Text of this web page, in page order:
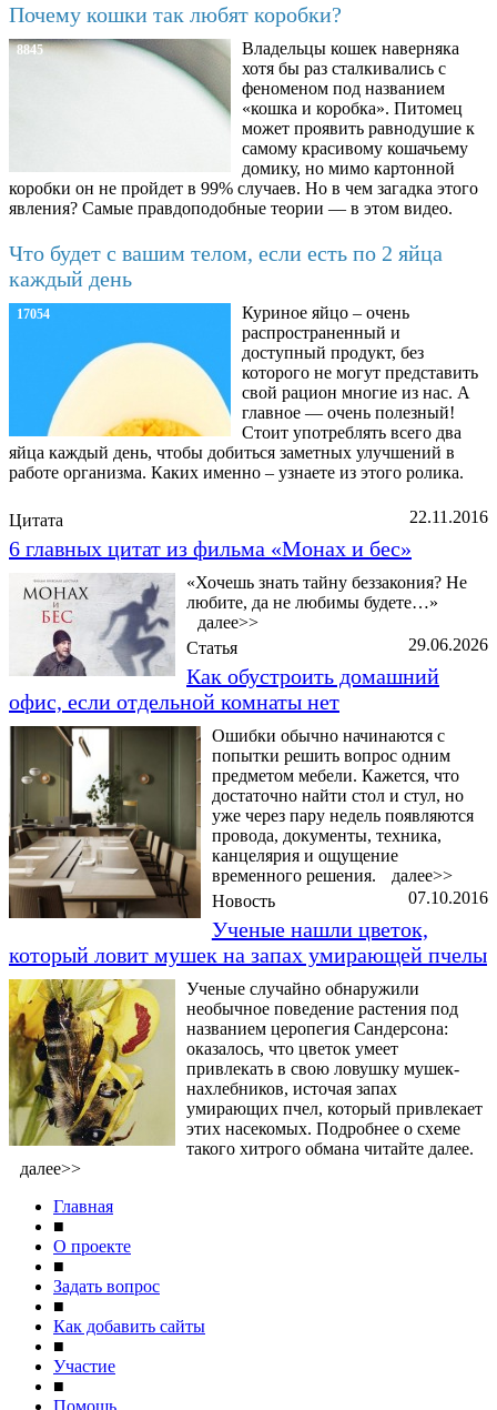
Почему кошки так любят коробки?
8845
Владельцы кошек наверняка
хотя бы раз сталкивались с
феноменом под названием
«кошка и коробка». Питомец
может проявить равнодушие к
самому красивому кошачьему
домику, но мимо картонной
коробки он не пройдет в 99% случаев. Но в чем загадка этого
явления? Самые правдоподобные теории — в этом видео.
Что будет с вашим телом, если есть по 2 яйца
каждый день
17054
Куриное яйцо – очень
распространенный и
доступный продукт, без
которого не могут представить
свой рацион многие из нас. А
главное — очень полезный!
Стоит употреблять всего два
яйца каждый день, чтобы добиться заметных улучшений в
работе организма. Каких именно – узнаете из этого ролика.
22.11.2016
Цитата
6 главных цитат из фильма «Монах и бес»
«Хочешь знать тайну беззакония? Не
любите, да не любимы будете…»
далее>>
29.06.2026
Статья
Как обустроить домашний
офис, если отдельной комнаты нет
Ошибки обычно начинаются с
попытки решить вопрос одним
предметом мебели. Кажется, что
достаточно найти стол и стул, но
уже через пару недель появляются
провода, документы, техника,
канцелярия и ощущение
временного решения.
далее>>
07.10.2016
Новость
Ученые нашли цветок,
который ловит мушек на запах умирающей пчелы
Ученые случайно обнаружили
необычное поведение растения под
названием церопегия Сандерсона:
оказалось, что цветок умеет
привлекать в свою ловушку мушек-
нахлебников, источая запах
умирающих пчел, который привлекает
этих насекомых. Подробнее о схеме
такого хитрого обмана читайте далее.
далее>>
Главная
■
О проекте
■
Задать вопрос
■
Как добавить сайты
■
Участие
■
Помощь